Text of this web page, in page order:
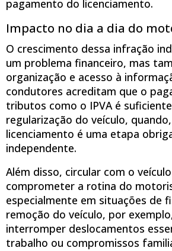
pagamento do licenciamento.
Impacto no dia a dia do
O crescimento dessa infração
um problema financeiro, mas
organização e acesso à
condutores acreditam que o
tributos como o IPVA é
regularização do veículo,
licenciamento é uma etapa
independente.
Além disso, circular com o
comprometer a rotina do
especialmente em situações de
remoção do veículo, por
interromper deslocamentos
trabalho ou compromissos